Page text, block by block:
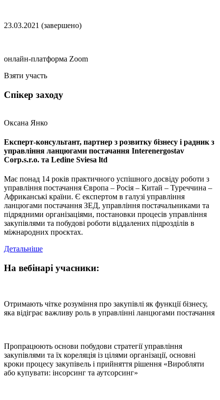
23.03.2021 (завершено)
онлайн-платформа Zoom
Взяти участь
Спікер заходу
Оксана Янко
Експерт-консультант, партнер з розвитку бізнесу і радник з
управління ланцюгами постачання Interenergostav
Corp.s.r.o. та Ledine Sviesa ltd
Має понад 14 років практичного успішного досвіду роботи з
управління постачання Європа – Росія – Китай – Туреччина –
Африканські країни. Є експертом в галузі управління
ланцюгами постачання ЗЕД, управління постачальниками та
підрядними організаціями, постановки процесів управління
закупівлями та побудові роботи віддалених підрозділів в
міжнародних проєктах.
Детальніше
На вебінарі учасники:
Отримають чітке розуміння про закупівлі як функції бізнесу,
яка відіграє важливу роль в управлінні ланцюгами постачання
Пропрацюють основи побудови стратегії управління
закупівлями та їх кореляція із цілями організації, основні
кроки процесу закупівель і прийняття рішення «Виробляти
або купувати: інсорсинг та аутсорсинг»